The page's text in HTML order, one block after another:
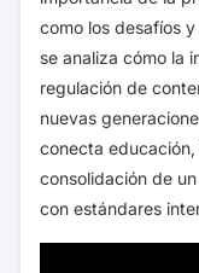
como los desafíos
se analiza cómo la
regulación de
nuevas
conecta educación,
consolidación de
con estándares